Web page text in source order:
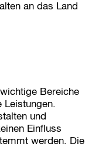
an das Land
Bereiche
Leistungen.
und
Einfluss
werden. Die